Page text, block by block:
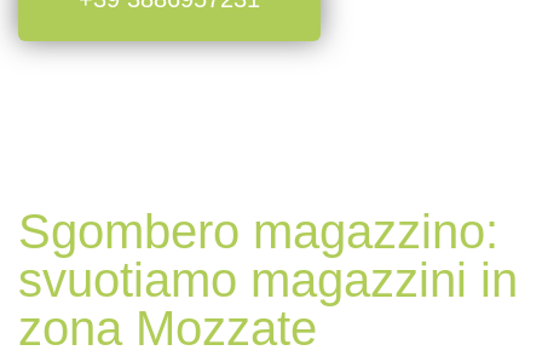
Sgombero magazzino:
svuotiamo magazzini in
zona Mozzate